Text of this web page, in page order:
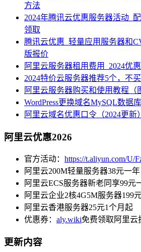
方法
2024年腾讯云优惠服务器活动_
领取
腾讯云优惠_轻量应用服务器和
版报价
阿里云服务器租用费用_2024优
2024特价云服务器推荐5个，不
阿里云服务器购买和使用教程（
WordPress更换域名MySQL数据
阿里云域名优惠口令（2024更新）
阿里云优惠2026
官方活动： https://t.aliyun.com/U/
阿里云200M轻量服务器38元一年
阿里云ECS服务器新老同享99元
阿里云企业2核4G5M服务器199
阿里云香港服务器25元1个月起
优惠券： aly.wiki免费领取阿里云
更新内容